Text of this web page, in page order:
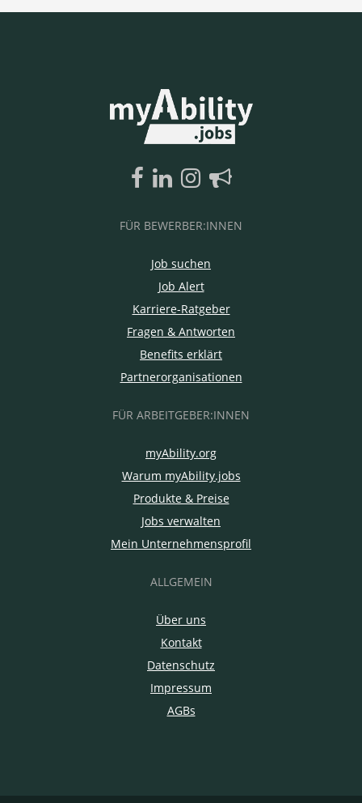
FÜR BEWERBER:INNEN
Job suchen
Job Alert
Karriere-Ratgeber
Fragen & Antworten
Benefits erklärt
Partnerorganisationen
FÜR ARBEITGEBER:INNEN
myAbility.org
Warum myAbility.jobs
Produkte & Preise
Jobs verwalten
Mein Unternehmensprofil
ALLGEMEIN
Über uns
Kontakt
Datenschutz
Impressum
AGBs